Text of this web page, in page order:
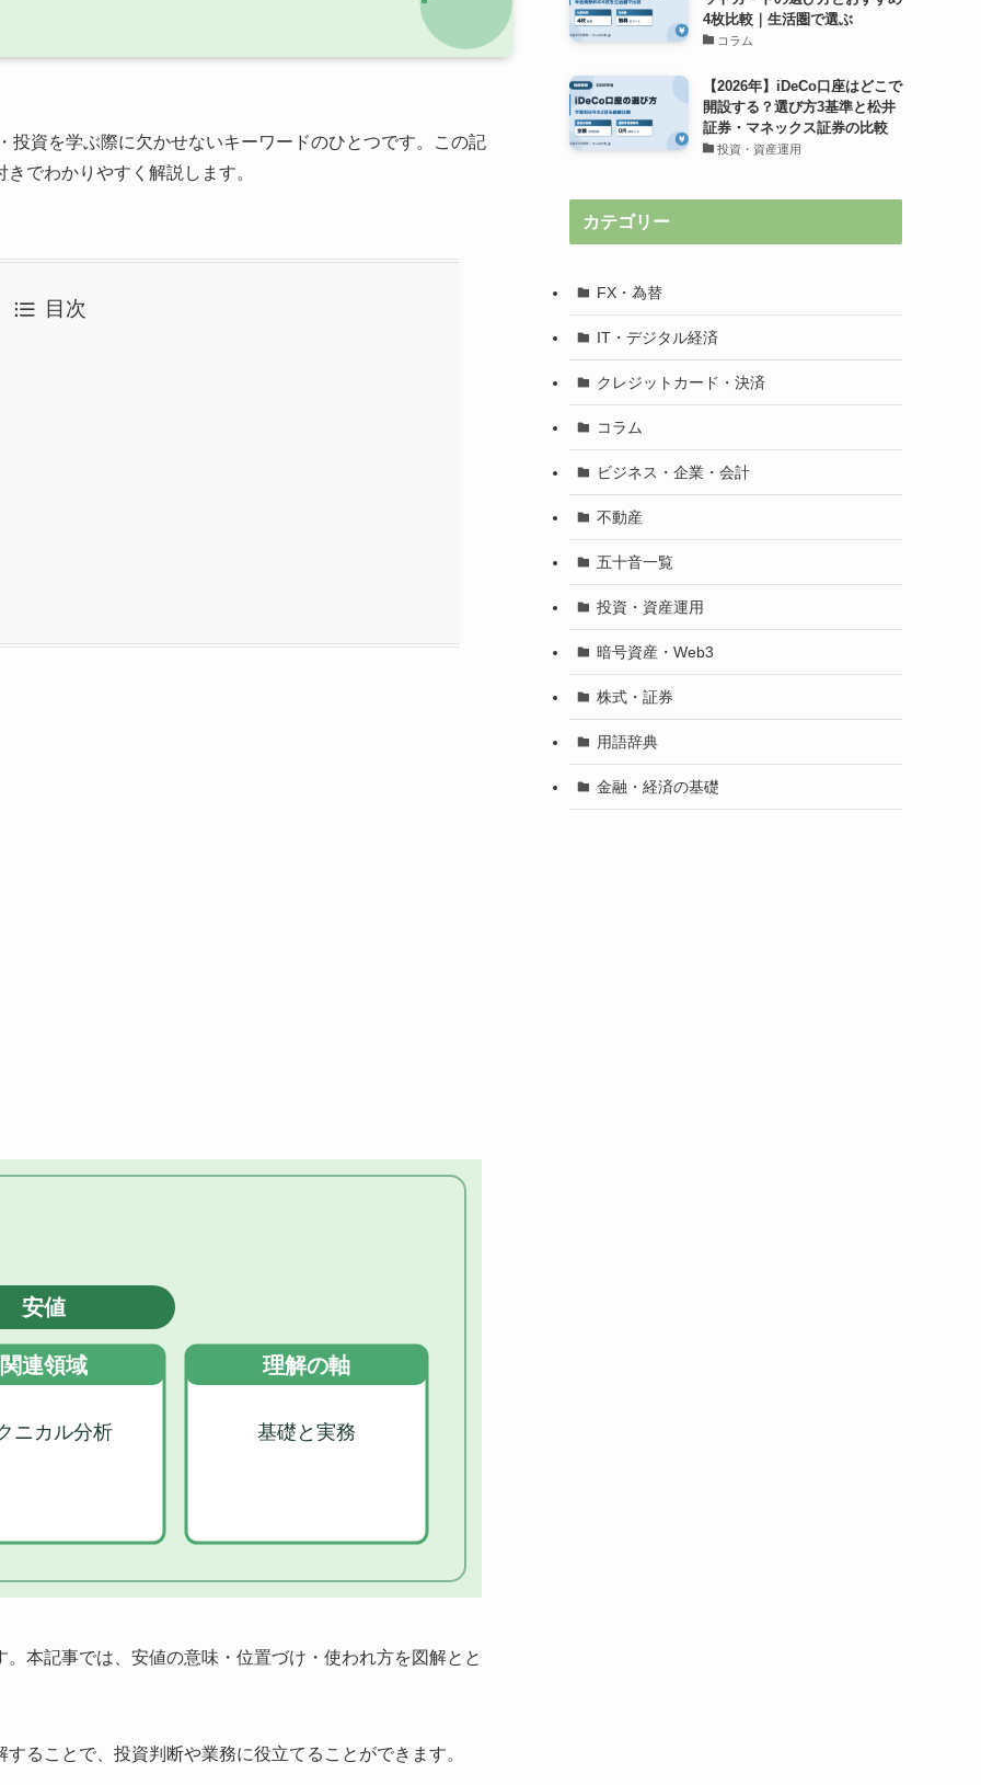
資を学ぶ際に欠かせないキーワードのひとつです。この記
でわかりやすく解説します。
目次
本記事では、安値の意味・位置づけ・使われ方を図解とと
ることで、投資判断や業務に役立てることができます。
4枚比較｜生活圏で選ぶ
コラム
【2026年】iDeCo口座はどこで
開設する？選び方3基準と松井
証券・マネックス証券の比較
投資・資産運用
カテゴリー
FX・為替
IT・デジタル経済
クレジットカード・決済
コラム
ビジネス・企業・会計
不動産
五十音一覧
投資・資産運用
暗号資産・Web3
株式・証券
用語辞典
金融・経済の基礎